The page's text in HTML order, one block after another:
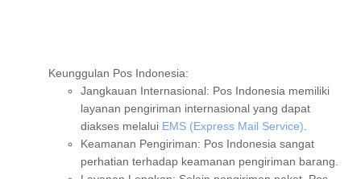
Keunggulan Pos Indonesia:
Jangkauan Internasional: Pos Indonesia memiliki
layanan pengiriman internasional yang dapat
diakses melalui EMS (Express Mail Service).
Keamanan Pengiriman: Pos Indonesia sangat
perhatian terhadap keamanan pengiriman barang.